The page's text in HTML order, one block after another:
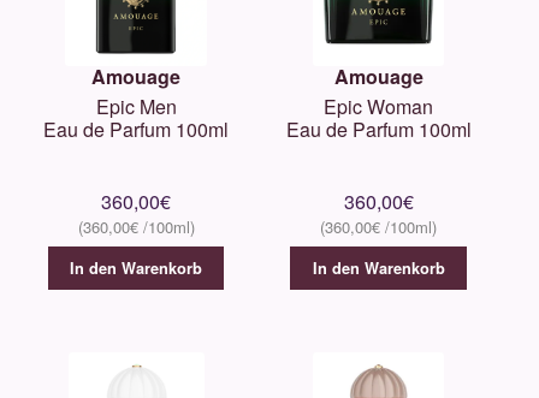
Amouage
Epic Men
Eau de Parfum 100ml
360,00€
360,00€
In den Warenkorb
Amouage
Epic Woman
Eau de Parfum 100ml
360,00€
360,00€
In den Warenkorb